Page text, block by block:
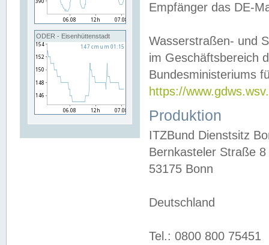
ODER - Eisenhüttenstadt
Empfänger das DE-
Wasserstraßen- und
im Geschäftsbereich
Bundesministeriums
https://
Produktion
ITZBund Dienstsitz
Bernkasteler Straße 8
53175 Bonn
Deutschland
Tel.: 0800 800 75451